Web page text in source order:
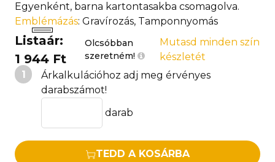
Egyenként, barna kartontasakba csomagolva.
Emblémázás: Gravírozás, Tamponnyomás
Listaár:
1 944 Ft
Olcsóbban
szeretném!
Mutasd minden szín
készletét
1
Árkalkulációhoz adj meg érvényes
darabszámot!
darab
TEDD A KOSÁRBA